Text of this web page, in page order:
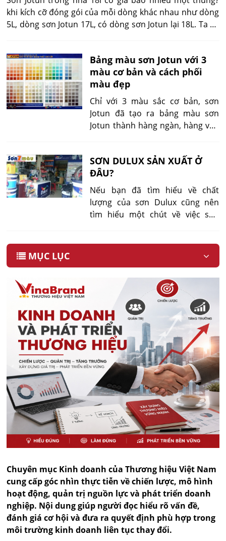
khi kích cỡ đóng gói của mỗi dòng khác nhau như dòng
5L, dòng sơn Jotun 17L, có dòng sơn Jotun lại 18L. Ta có
cho công trình của mình.Bảng màu sơn Jotun với 3
màu cơ bản và cách phối
màu đẹp
Chỉ với 3 màu sắc cơ bản, sơn
Jotun đã tạo ra bảng màu sơn
Jotun thành hàng ngàn, hàng vạn
phối màu đẹp và hoàn hảo cho
gia đình cũng như công trình của
mình.
SƠN DULUX SẢN XUẤT Ở
ĐÂU?
Nếu bạn đã tìm hiểu về chất
lượng của sơn Dulux cũng nên
tìm hiểu một chút về việc sơn
trong hãng sơn chất lượng cực kì
MỤC LỤC
Chuyên mục Kinh doanh của Thương hiệu Việt Nam
cung cấp góc nhìn thực tiễn về chiến lược, mô hình
hoạt động, quản trị nguồn lực và phát triển doanh
nghiệp. Nội dung giúp người đọc hiểu rõ vấn đề,
đánh giá cơ hội và đưa ra quyết định phù hợp trong
môi trường kinh doanh liên tục thay đổi.